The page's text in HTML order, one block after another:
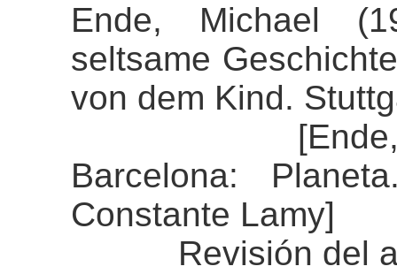
Ende, Michael
seltsame
von dem Kind.
[Ende,
Barcelona:
Constante Lamy]
Revisión del